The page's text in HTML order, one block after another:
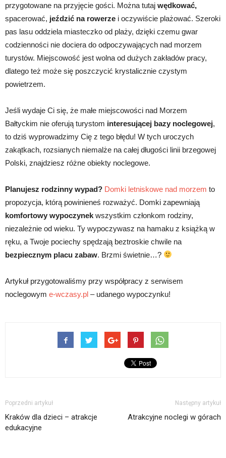
przygotowane na przyjęcie gości. Można tutaj wędkować,
spacerować, jeździć na rowerze i oczywiście plażować. Szeroki
pas lasu oddziela miasteczko od plaży, dzięki czemu gwar
codzienności nie dociera do odpoczywających nad morzem
turystów. Miejscowość jest wolna od dużych zakładów pracy,
dlatego też może się poszczycić krystalicznie czystym
powietrzem.
Jeśli wydaje Ci się, że małe miejscowości nad Morzem
Bałtyckim nie oferują turystom interesującej bazy noclegowej,
to dziś wyprowadzimy Cię z tego błędu! W tych uroczych
zakątkach, rozsianych niemalże na całej długości linii brzegowej
Polski, znajdziesz różne obiekty noclegowe.
Planujesz rodzinny wypad? Domki letniskowe nad morzem to
propozycja, którą powinieneś rozważyć. Domki zapewniają
komfortowy wypoczynek wszystkim członkom rodziny,
niezależnie od wieku. Ty wypoczywasz na hamaku z książką w
ręku, a Twoje pociechy spędzają beztroskie chwile na
bezpiecznym placu zabaw. Brzmi świetnie…?
Artykuł przygotowaliśmy przy współpracy z serwisem
noclegowym e-wczasy.pl – udanego wypoczynku!
Poprzedni artykuł
Kraków dla dzieci – atrakcje
edukacyjne
Następny artykuł
Atrakcyjne noclegi w górach